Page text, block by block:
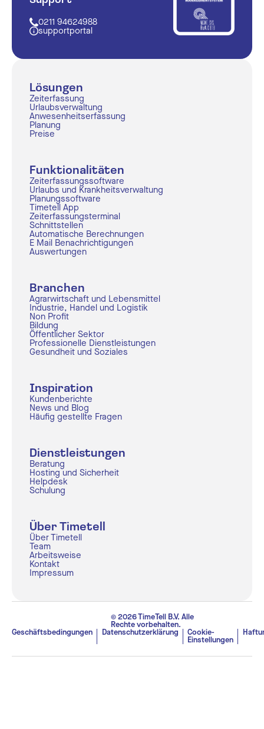
0211 94624988
supportportal
Lösungen
Zeiterfassung
Urlaubsverwaltung
Anwesenheitserfassung
Planung
Preise
Funktionalitäten
Zeiterfassungssoftware
Urlaubs und Krankheitsverwaltung
Planungssoftware
Timetell App
Zeiterfassungsterminal
Schnittstellen
Automatische Berechnungen
E Mail Benachrichtigungen
Auswertungen
Branchen
Agrarwirtschaft und Lebensmittel
Industrie, Handel und Logistik
Non Profit
Bildung
Öffentlicher Sektor
Professionelle Dienstleistungen
Gesundheit und Soziales
Inspiration
Kundenberichte
News und Blog
Häufig gestellte Fragen
Dienstleistungen
Beratung
Hosting und Sicherheit
Helpdesk
Schulung
Über Timetell
Über Timetell
Team
Arbeitsweise
Kontakt
Impressum
© 2026 TimeTell B.V. Alle
Rechte vorbehalten.
Geschäftsbedingungen
Datenschutzerklärung
Cookie-
Einstellungen